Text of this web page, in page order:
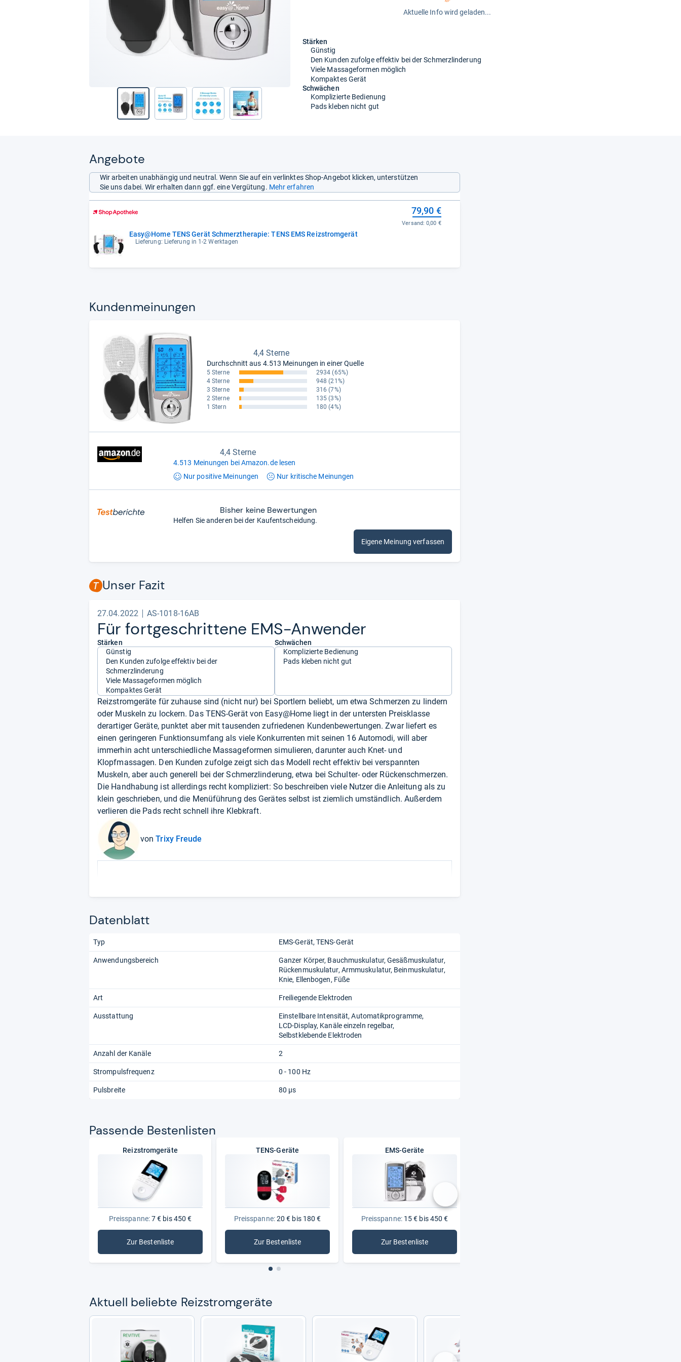
Aktuelle Info wird geladen...
Stärken
Günstig
Den Kunden zufolge effektiv bei der Schmerzlinderung
Viele Massageformen möglich
Kompaktes Gerät
Schwächen
Komplizierte Bedienung
Pads kleben nicht gut
Angebote
Wir arbeiten unabhängig und neutral. Wenn Sie auf ein verlinktes Shop-Angebot klicken, unterstützen
Sie uns dabei. Wir erhalten dann ggf. eine Vergütung. Mehr erfahren
Easy@Home TENS Gerät Schmerztherapie: TENS EMS Reizstromgerät
Lieferung: Lieferung in 1-2 Werktagen
79,90 €
Versand:0,00 €
Kun­den­mei­nun­gen
4,4 Sterne
Durchschnitt aus 4.513 Meinungen in einer Quelle
5 Sterne 2934 (65%)
4 Sterne
948 (21%)
3 Sterne
316 (7%)
2 Sterne
135 (3%)
1 Stern
180 (4%)
4,4 Sterne
4.513 Meinungen bei Amazon.de lesen
Nur positive Meinungen Nur kritische Meinungen
Bisher keine Bewertungen
Helfen Sie anderen bei der Kaufentscheidung.
Eigene Meinung verfassen
Unser Fazit
27.04.2022 AS-1018-16AB
Für fort­ge­schrit­tene EMS-​Anwen­der
Stärken
Günstig
Den Kunden zufolge effektiv bei der
Schmerzlinderung
Viele Massageformen möglich
Kompaktes Gerät
Schwächen
Komplizierte Bedienung
Pads kleben nicht gut
Reizstromgeräte für zuhause sind (nicht nur) bei Sportlern beliebt, um etwa Schmerzen zu lindern
oder Muskeln zu lockern. Das TENS-Gerät von Easy@Home liegt in der untersten Preisklasse
derartiger Geräte, punktet aber mit tausenden zufriedenen Kundenbewertungen. Zwar liefert es
einen geringeren Funktionsumfang als viele Konkurrenten mit seinen 16 Automodi, will aber
immerhin acht unterschiedliche Massageformen simulieren, darunter auch Knet- und
Klopfmassagen. Den Kunden zufolge zeigt sich das Modell recht effektiv bei verspannten
Muskeln, aber auch generell bei der Schmerzlinderung, etwa bei Schulter- oder Rückenschmerzen.
Die Handhabung ist allerdings recht kompliziert: So beschreiben viele Nutzer die Anleitung als zu
klein geschrieben, und die Menüführung des Gerätes selbst ist ziemlich umständlich. Außerdem
verlieren die Pads recht schnell ihre Klebkraft.
vonTrixy Freude
Datenblatt
Typ EMS-Gerät TENS-Gerät
Anwendungsbereich Ganzer Körper Bauchmuskulatur Gesäßmuskulatur
Rückenmuskulatur Armmuskulatur Beinmuskulatur
Knie Ellenbogen Füße
Art Freiliegende Elektroden
Ausstattung Einstellbare Intensität Automatikprogramme
LCD-Display Kanäle einzeln regelbar
Selbstklebende Elektroden
Anzahl der Kanäle 2
Strompulsfrequenz 0 - 100 Hz
Pulsbreite 80 µs
Pas­sende Bes­ten­lis­ten
Reizstromgeräte
Preisspanne:7 € bis 450 €
Zur Bestenliste: Reizstromgeräte
TENS-Geräte
Preisspanne:20 € bis 180 €
Zur Bestenliste
: TENS-Geräte
EMS-Geräte
Preisspanne:15 € bis 450 €
Zur Bestenliste
: EMS-Geräte
nächste
Aktu­ell beliebte Reiz­strom­ge­räte